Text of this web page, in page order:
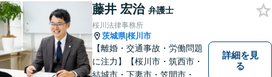
藤井 宏治 弁護士
桜川法律事務所
茨城県|桜川市
【離婚・交通事故・労働問題
に注力】【桜川市・筑西市・
結城市・下妻市・笠間市・真
詳細を見
る